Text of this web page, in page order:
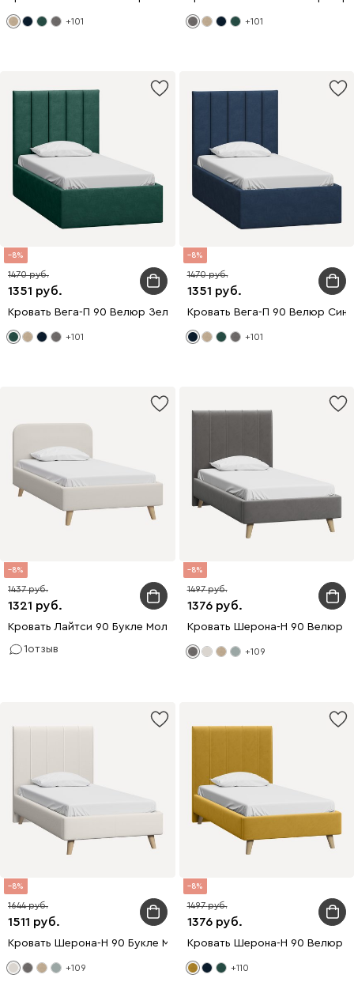
+101 +101
8
1351
1470
Кровать Вега-П 90 Велюр Зеленый
+101
8
1351
1470
Кровать Вега-П 90 Велюр
+101
8
1321
1437
Кровать Лайтси 90 Букле Молочный
1отзыв
8
1376
1497
Кровать Шерона-Н 90 Велюр
+109
8
1511
1644
Кровать Шерона-Н 90 Букле Молочный
+109
8
1376
1497
Кровать Шерона-Н 90 Велюр
+110